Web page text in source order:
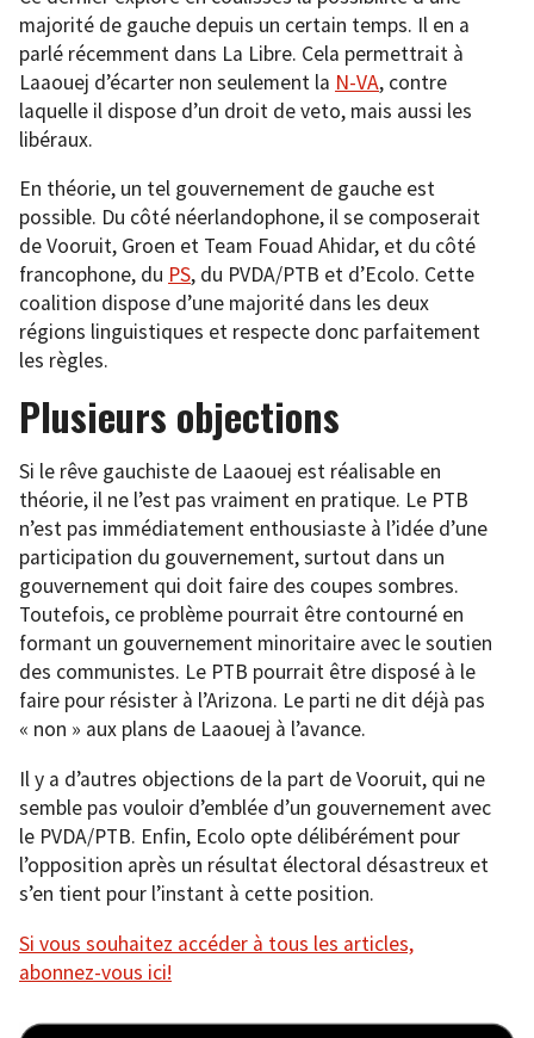
majorité de gauche depuis un certain temps. Il en a
parlé récemment dans La Libre. Cela permettrait à
Laaouej d’écarter non seulement la N-VA, contre
laquelle il dispose d’un droit de veto, mais aussi les
libéraux.
En théorie, un tel gouvernement de gauche est
possible. Du côté néerlandophone, il se composerait
de Vooruit, Groen et Team Fouad Ahidar, et du côté
francophone, du PS, du PVDA/PTB et d’Ecolo. Cette
coalition dispose d’une majorité dans les deux
régions linguistiques et respecte donc parfaitement
les règles.
Plusieurs objections
Si le rêve gauchiste de Laaouej est réalisable en
théorie, il ne l’est pas vraiment en pratique. Le PTB
n’est pas immédiatement enthousiaste à l’idée d’une
participation du gouvernement, surtout dans un
gouvernement qui doit faire des coupes sombres.
Toutefois, ce problème pourrait être contourné en
formant un gouvernement minoritaire avec le soutien
des communistes. Le PTB pourrait être disposé à le
faire pour résister à l’Arizona. Le parti ne dit déjà pas
« non » aux plans de Laaouej à l’avance.
Il y a d’autres objections de la part de Vooruit, qui ne
semble pas vouloir d’emblée d’un gouvernement avec
le PVDA/PTB. Enfin, Ecolo opte délibérément pour
l’opposition après un résultat électoral désastreux et
s’en tient pour l’instant à cette position.
Si vous souhaitez accéder à tous les articles,
abonnez-vous ici!